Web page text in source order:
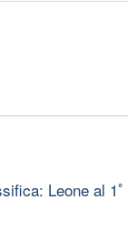
Leone al 1ﾟ